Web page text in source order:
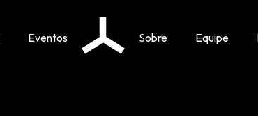
Eventos Sobre Equipe